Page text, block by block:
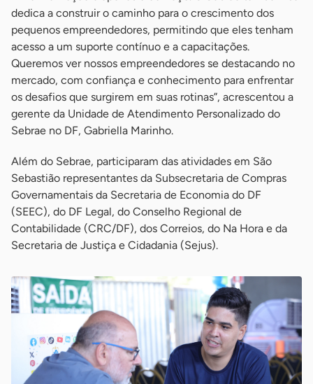
dedica a construir o caminho para o crescimento dos
pequenos empreendedores, permitindo que eles tenham
acesso a um suporte contínuo e a capacitações.
Queremos ver nossos empreendedores se destacando no
mercado, com confiança e conhecimento para enfrentar
os desafios que surgirem em suas rotinas”, acrescentou a
gerente da Unidade de Atendimento Personalizado do
Sebrae no DF, Gabriella Marinho.
Além do Sebrae, participaram das atividades em São
Sebastião representantes da Subsecretaria de Compras
Governamentais da Secretaria de Economia do DF
(SEEC), do DF Legal, do Conselho Regional de
Contabilidade (CRC/DF), dos Correios, do Na Hora e da
Secretaria de Justiça e Cidadania (Sejus).